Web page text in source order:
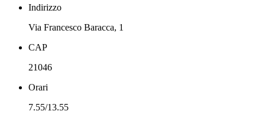
Indirizzo
Via Francesco Baracca, 1
CAP
21046
Orari
7.55/13.55